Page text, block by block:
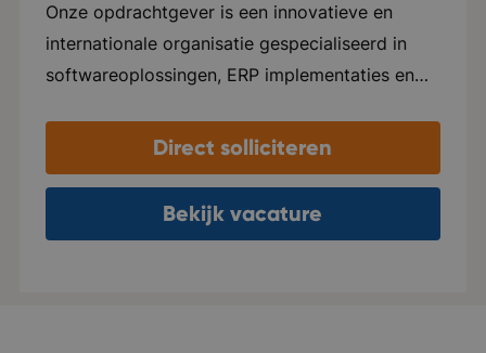
Onze opdrachtgever is een innovatieve en
internationale organisatie gespecialiseerd in
softwareoplossingen, ERP implementaties en
kantoor in de regio Breda werkt een gedreven
team dagelijks aan het optimaliseren van
bedrijfsprocessen voor uiteenlopende klanten.
De organisatie richt zich op het slimmer,
Direct solliciteren
Bekijk vacature